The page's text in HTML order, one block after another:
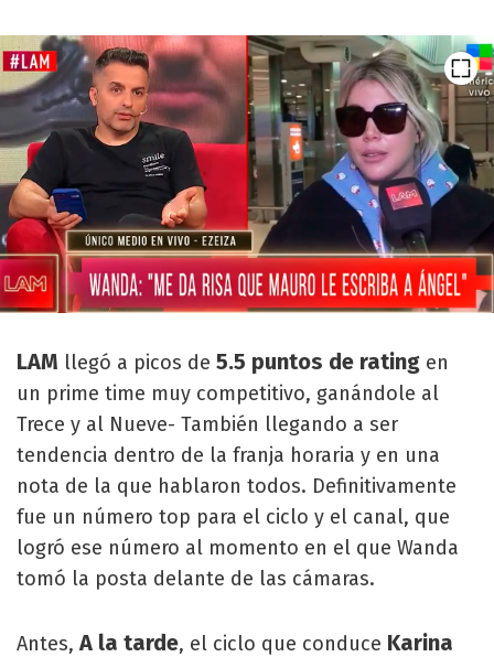
LAM llegó a picos de 5.5 puntos de rating en
un prime time muy competitivo, ganándole al
Trece y al Nueve- También llegando a ser
tendencia dentro de la franja horaria y en una
nota de la que hablaron todos. Definitivamente
fue un número top para el ciclo y el canal, que
logró ese número al momento en el que Wanda
tomó la posta delante de las cámaras.
Antes,A la tarde, el ciclo que conduce Karina